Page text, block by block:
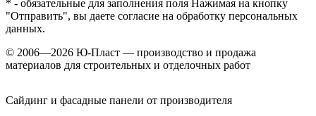
* - обязательные для заполнения поля Нажимая на кнопку
"Отправить", вы даете согласие на обработку персональных
данных.
© 2006—2026 Ю-Пласт — производство и продажа
материалов для строительных и отделочных работ
Сайдинг и фасадные панели от производителя